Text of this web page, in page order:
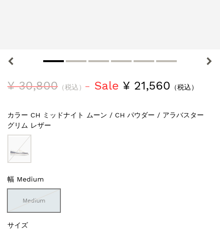
¥ 30,800 （税込） Sale ¥ 21,560 （税込）
カラー CH ミッドナイト ムーン / CH パウダー / アラバスター
グリム レザー
幅 Medium
Medium
サイズ